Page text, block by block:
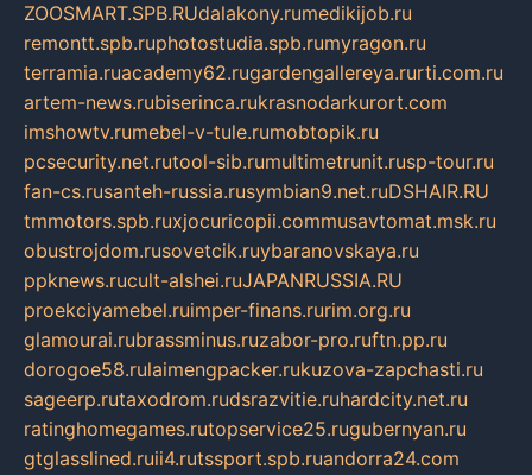
ZOOSMART.SPB.RUdalakony.rumedikijob.ru
remontt.spb.ruphotostudia.spb.rumyragon.ru
terramia.ruacademy62.rugardengallereya.rurti.com.ru
artem-news.rubiserinca.rukrasnodarkurort.com
imshowtv.rumebel-v-tule.rumobtopik.ru
pcsecurity.net.rutool-sib.rumultimetrunit.rusp-tour.ru
fan-cs.rusanteh-russia.rusymbian9.net.ruDSHAIR.RU
tmmotors.spb.ruxjocuricopii.commusavtomat.msk.ru
obustrojdom.rusovetcik.ruybaranovskaya.ru
ppknews.rucult-alshei.ruJAPANRUSSIA.RU
proekciyamebel.ruimper-finans.rurim.org.ru
glamourai.rubrassminus.ruzabor-pro.ruftn.pp.ru
dorogoe58.rulaimengpacker.rukuzova-zapchasti.ru
sageerp.rutaxodrom.rudsrazvitie.ruhardcity.net.ru
ratinghomegames.rutopservice25.rugubernyan.ru
gtglasslined.ruii4.rutssport.spb.ruandorra24.com